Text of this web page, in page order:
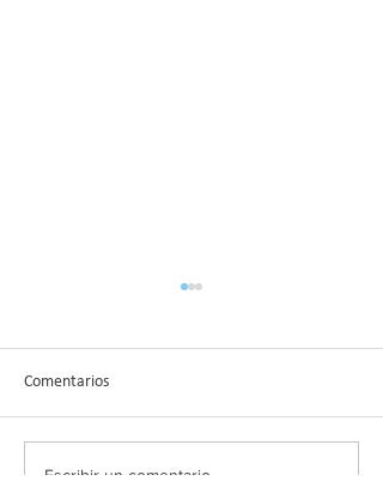
COLEF Andalucía, Ceuta y
Comentarios
Escribir un comentario...